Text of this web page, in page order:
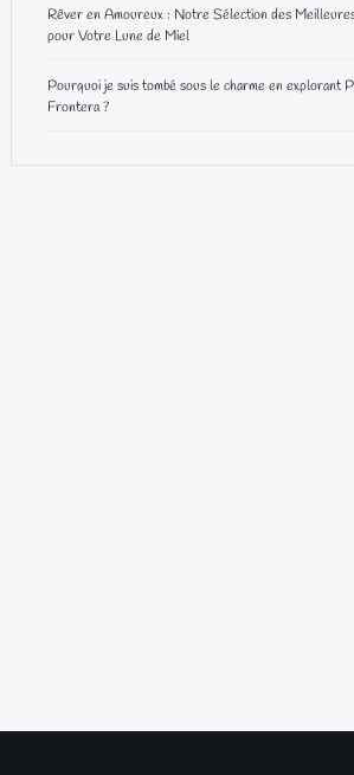
Rêver en Amoureux : Notre Sélection des
pour Votre Lune de Miel
Pourquoi je suis tombé sous le charme en explorant
Frontera ?